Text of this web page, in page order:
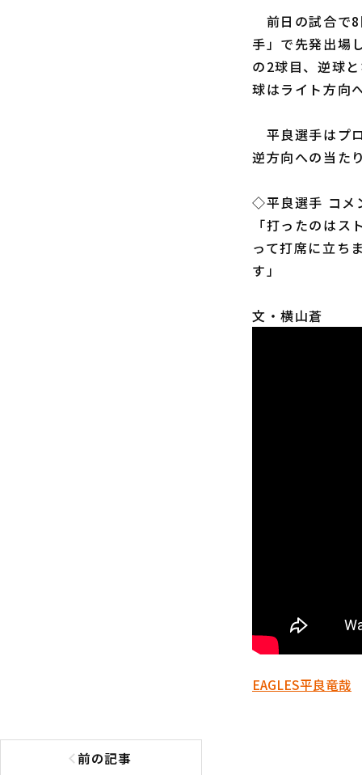
前日の試合で8
手」で先発出場
の2球目、逆球
球はライト方向
平良選手はプ
逆方向への当た
◇平良選手 コメ
「打ったのは
って打席に立ち
す」
文・横山蒼
EAGLES平良竜哉
前の記事
前の記事へ